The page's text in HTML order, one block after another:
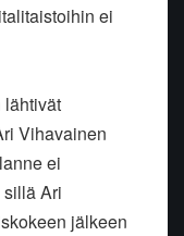
ei
lähtivät
Vihavainen
ei
sillä Ari
jälkeen